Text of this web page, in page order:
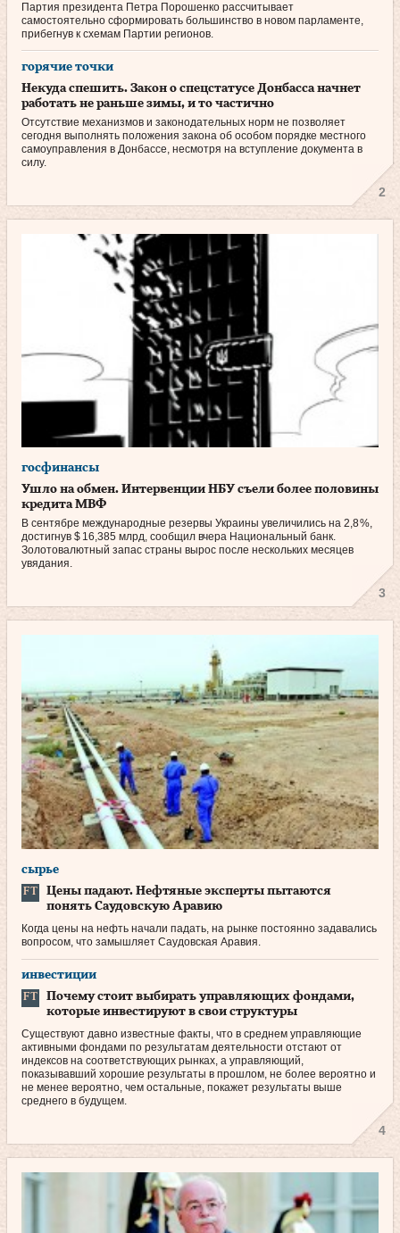
Партия президента Петра Порошенко рассчитывает
самостоятельно сформировать большинство в новом парламенте,
прибегнув к схемам Партии регионов.
горячие точки
Некуда спешить. Закон о спецстатусе Донбасса начнет
работать не раньше зимы, и то частично
Отсутствие механизмов и законодательных норм не позволяет
сегодня выполнять положения закона об особом порядке местного
самоуправления в Донбассе, несмотря на вступление документа в
силу.
2
госфинансы
Ушло на обмен. Интервенции НБУ съели более половины
кредита МВФ
В сентябре международные резервы Украины увеличились на 2,8 %,
достигнув $ 16,385 млрд, сообщил вчера Национальный банк.
Золотовалютный запас страны вырос после нескольких месяцев
увядания.
3
сырье
Цены падают. Нефтяные эксперты пытаются
понять Саудовскую Аравию
Когда цены на нефть начали падать, на рынке постоянно задавались
вопросом, что замышляет Саудовская Аравия.
инвестиции
Почему стоит выбирать управляющих фондами,
которые инвестируют в свои структуры
Существуют давно известные факты, что в среднем управляющие
активными фондами по результатам деятельности отстают от
индексов на соответствующих рынках, а управляющий,
показывавший хорошие результаты в прошлом, не более вероятно и
не менее вероятно, чем остальные, покажет результаты выше
среднего в будущем.
4